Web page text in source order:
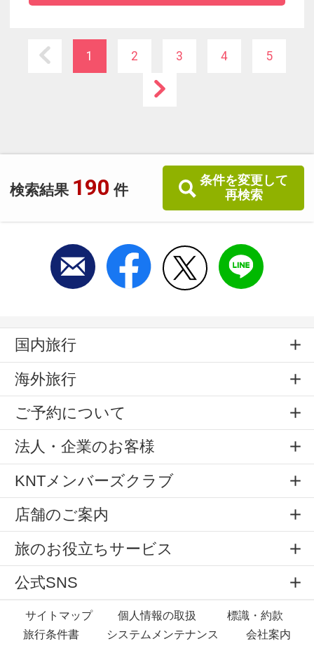
検索結果 190 件
条件を変更して
再検索
イキング！
◆全客室に空気清浄器完備＆全館Ｗｉ-Ｆｉ完
1 2 3 4 5
国内旅行
海外旅行
ご予約について
法人・企業のお客様
KNTメンバーズクラブ
店舗のご案内
旅のお役立ちサービス
公式SNS
サイトマップ 個人情報の取扱
標識・約款
旅行条件書
システムメンテナンス 会社案内